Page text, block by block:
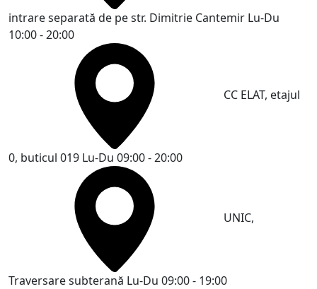
intrare separată de pe str. Dimitrie Cantemir Lu-Du
10:00 - 20:00
CC ELAT, etajul
0, buticul 019 Lu-Du 09:00 - 20:00
UNIC,
Traversare subterană Lu-Du 09:00 - 19:00